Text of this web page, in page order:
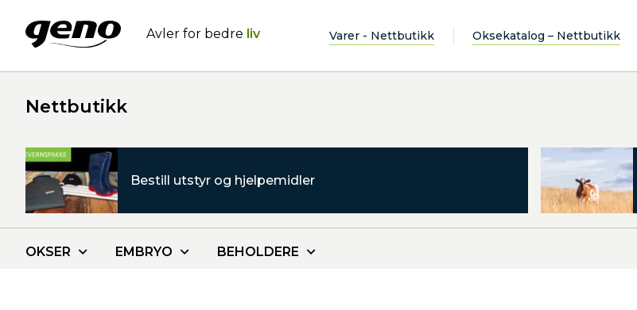
Avler for bedre liv Varer - Nettbutikk Oksekatalog – Nettbutikk
Nettbutikk
Bestill utstyr og hjelpemidler
OKSER EMBRYO BEHOLDERE